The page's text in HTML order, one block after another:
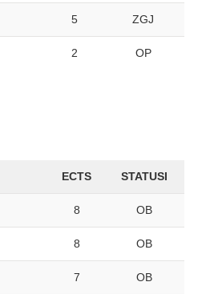
5 ZGJ
2 OP
ECTS STATUSI
8 OB
8 OB
7 OB